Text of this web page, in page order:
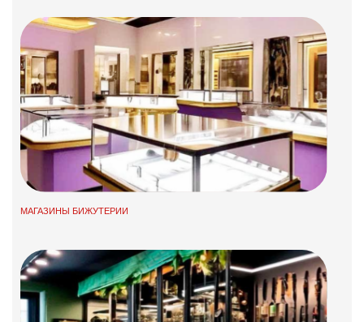
МАГАЗИНЫ БИЖУТЕРИИ